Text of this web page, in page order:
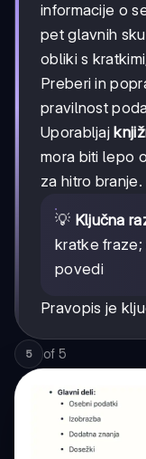
informacije o
pet glavnih
obliki s
Preberi in
pravilnost
Uporabljaj
mora biti lepo
za hitro branje.
💡 Ključna
kratke
povedi
Pravopis je
5 of 5